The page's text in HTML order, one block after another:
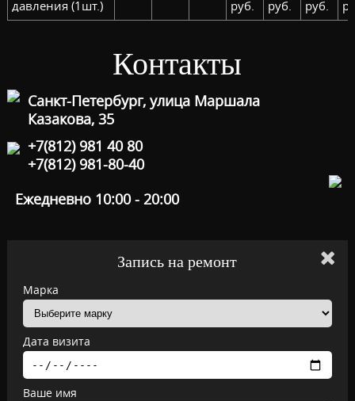
давления (1шт.)
руб.
руб.
руб.
Контакты
Санкт-Петербург, улица Маршала
Казакова, 35
+7(812) 981 40 80
+7(812) 981-80-40
Ежедневно 10:00 - 20:00
Запись на ремонт
Марка
Дата визита
Ваше имя